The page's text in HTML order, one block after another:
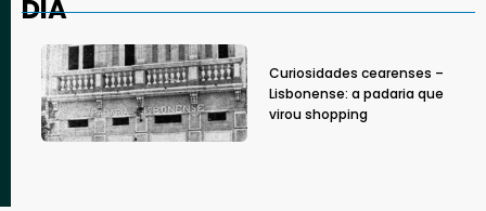
DIA
Curiosidades cearenses –
Lisbonense: a padaria que
virou shopping